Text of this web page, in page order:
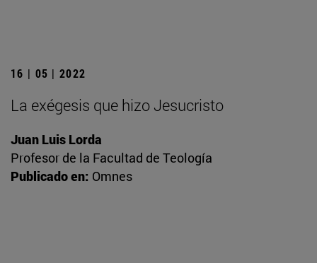
16 | 05 | 2022
La exégesis que hizo Jesucristo
Juan Luis Lorda
Profesor de la Facultad de Teología
Publicado en: Omnes